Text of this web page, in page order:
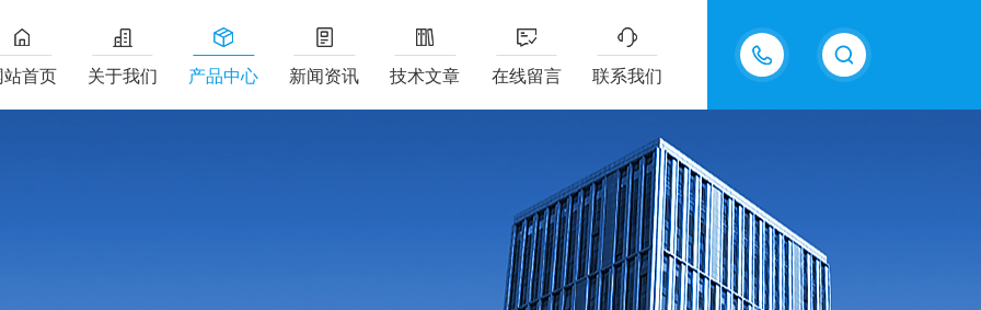
15618576711
站首页 关于我们 产品中心 新闻资讯 技术文章 在线留言 联系我们